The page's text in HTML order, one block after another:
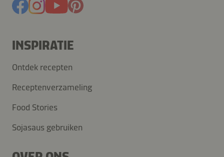
INSPIRATIE
Ontdek recepten
Receptenverzameling
Food Stories
Sojasaus gebruiken